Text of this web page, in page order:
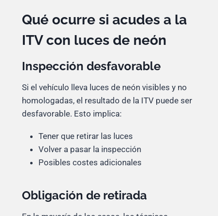
Qué ocurre si acudes a la
ITV con luces de neón
Inspección desfavorable
Si el vehículo lleva luces de neón visibles y no
homologadas, el resultado de la ITV puede ser
desfavorable. Esto implica:
Tener que retirar las luces
Volver a pasar la inspección
Posibles costes adicionales
Obligación de retirada